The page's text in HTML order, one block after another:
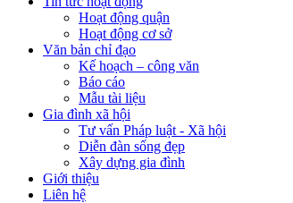
Hoạt động quận
Hoạt động cơ sở
Văn bản chỉ đạo
Kế hoạch – công văn
Báo cáo
Mẫu tài liệu
Gia đình xã hội
Tư vấn Pháp luật - Xã hội
Diễn đàn sống đẹp
Xây dựng gia đình
Giới thiệu
Liên hệ